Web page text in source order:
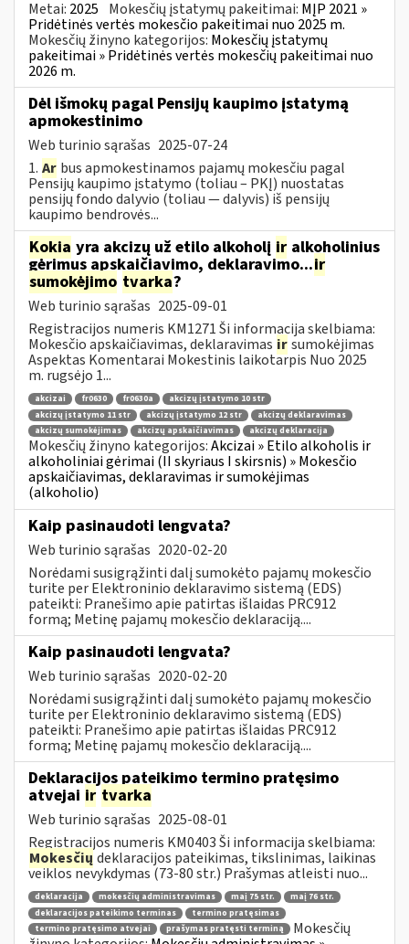
Metai: 2025 Mokesčių įstatymų pakeitimai: MĮP 2021 »
Pridėtinės vertės mokesčio pakeitimai nuo 2025 m.
Mokesčių žinyno kategorijos: Mokesčių įstatymų
pakeitimai » Pridėtinės vertės mokesčių pakeitimai nuo
2026 m.
Dėl išmokų pagal Pensijų kaupimo įstatymą
apmokestinimo
Web turinio sąrašas 2025-07-24
1. Ar bus apmokestinamos pajamų mokesčiu pagal
Pensijų kaupimo įstatymo (toliau – PKĮ) nuostatas
pensijų fondo dalyvio (toliau — dalyvis) iš pensijų
kaupimo bendrovės...
Kokia yra akcizų už etilo alkoholį ir alkoholinius
gėrimus apskaičiavimo, deklaravimo...ir
sumokėjimo tvarka?
Web turinio sąrašas 2025-09-01
Registracijos numeris KM1271 Ši informacija skelbiama:
Mokesčio apskaičiavimas, deklaravimas irsumokėjimas
Aspektas Komentarai Mokestinis laikotarpis Nuo 2025
m. rugsėjo 1...
akcizai fr0630 fr0630a
akcizų įstatymo 10 str
akcizų įstatymo 11 str
akcizų įstatymo 12 str
akcizų deklaravimas
akcizų sumokėjimas
akcizų apskaičiavimas akcizų deklaracija
Mokesčių žinyno kategorijos:Akcizai » Etilo alkoholis ir
alkoholiniai gėrimai (II skyriaus I skirsnis) » Mokesčio
apskaičiavimas, deklaravimas ir sumokėjimas
(alkoholio)
Kaip pasinaudoti lengvata?
Web turinio sąrašas 2020-02-20
Norėdami susigrąžinti dalį sumokėto pajamų mokesčio
turite per Elektroninio deklaravimo sistemą (EDS)
pateikti: Pranešimo apie patirtas išlaidas PRC912
formą; Metinę pajamų mokesčio deklaraciją....
Kaip pasinaudoti lengvata?
Web turinio sąrašas 2020-02-20
Norėdami susigrąžinti dalį sumokėto pajamų mokesčio
turite per Elektroninio deklaravimo sistemą (EDS)
pateikti: Pranešimo apie patirtas išlaidas PRC912
formą; Metinę pajamų mokesčio deklaraciją....
Deklaracijos pateikimo termino pratęsimo
atvejai ir tvarka
Web turinio sąrašas 2025-08-01
Registracijos numeris KM0403 Ši informacija skelbiama:
Mokesčių deklaracijos pateikimas, tikslinimas, laikinas
veiklos nevykdymas (73-80 str.) Prašymas atleisti nuo...
deklaracija mokesčių administravimas maį 75 str.
maį 76 str.
deklaracijos pateikimo terminas
termino pratęsimas
termino pratęsimo atvejai
prašymas pratęsti terminą
Mokesčių